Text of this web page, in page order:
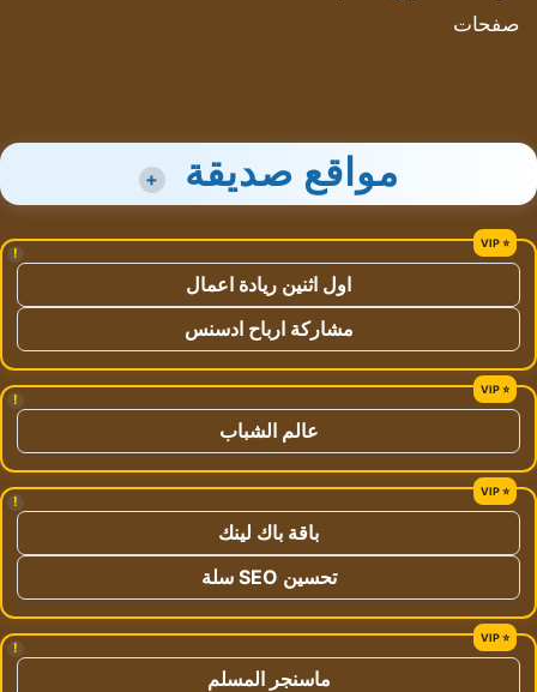
صفحات
مواقع صديقة +
!
اول اثنين ريادة اعمال
مشاركة ارباح ادسنس
!
عالم الشباب
!
باقة باك لينك
تحسين SEO سلة
!
ماسنجر المسلم